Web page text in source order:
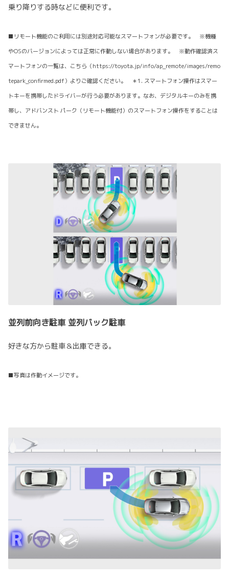
乗り降りする時などに便利です。
■リモート機能のご利用には別途対応可能なスマートフォンが必要です。 ※機種
やOSのバージョンによっては正常に作動しない場合があります。 ※動作確認済ス
マートフォンの一覧は、こちら（https://toyota.jp/info/ap_remote/images/remo
tepark_confirmed.pdf）よりご確認ください。 ＊1. スマートフォン操作はスマー
トキーを携帯したドライバーが行う必要があります。なお、デジタルキーのみを携
帯し、アドバンスト パーク（リモート機能付）のスマートフォン操作をすることは
できません。
並列前向き駐車 並列バック駐車
好きな方から駐車＆出庫できる。
■写真は作動イメージです。